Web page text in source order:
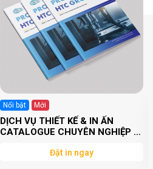
Nổi bật Mới
DỊCH VỤ THIẾT KẾ & IN ẤN
CATALOGUE CHUYÊN NGHIỆP –
Đặt in ngay